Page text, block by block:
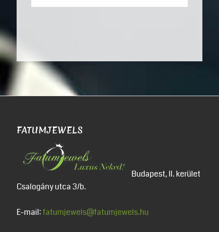
FATUMJEWELS
Budapest, II. kerület
Csalogány utca 3/b.
E-mail: fatumjewels@fatumjewels.hu